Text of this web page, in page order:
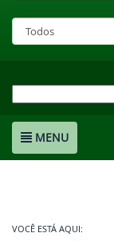
MENU
VOCÊ ESTÁ AQUI: